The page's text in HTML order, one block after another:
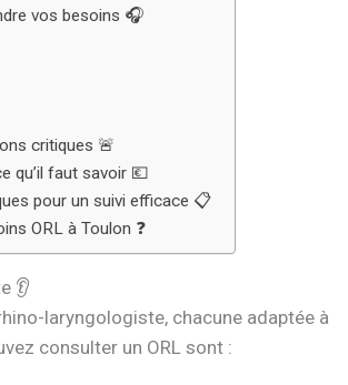
vos besoins 🎧
critiques 🚨
qu’il faut savoir 💶
pour un suivi efficace 📋
ORL à Toulon ❓
👂
laryngologiste, chacune adaptée à
consulter un ORL sont :